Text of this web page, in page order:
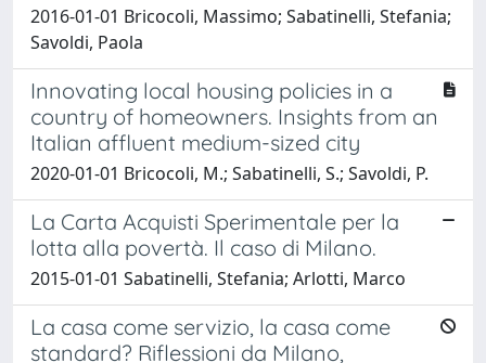
2016-01-01 Bricocoli, Massimo; Sabatinelli, Stefania;
Savoldi, Paola
Innovating local housing policies in a
country of homeowners. Insights from an
Italian affluent medium-sized city
2020-01-01 Bricocoli, M.; Sabatinelli, S.; Savoldi, P.
La Carta Acquisti Sperimentale per la
lotta alla povertà. Il caso di Milano.
2015-01-01 Sabatinelli, Stefania; Arlotti, Marco
La casa come servizio, la casa come
standard? Riflessioni da Milano,